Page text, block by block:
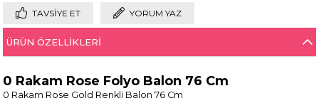
TAVSIYE ET YORUM YAZ
ÜRÜN ÖZELLIKLERI
0 Rakam Rose Folyo Balon 76 Cm
0 Rakam Rose Gold Renkli Balon 76 Cm